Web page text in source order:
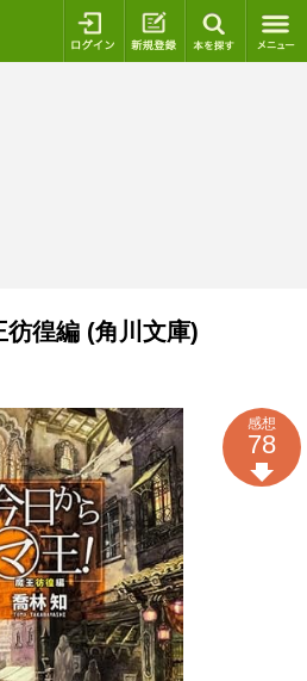
ログイン 新規登録
徨編 (角川文庫)
感想
78